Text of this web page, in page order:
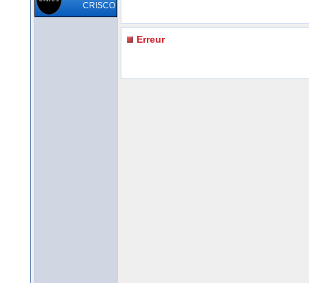
CRISCO
Erreur